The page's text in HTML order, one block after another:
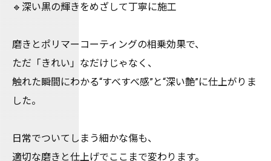
🔹深い黒の輝きをめざして丁寧に施工
磨きとポリマーコーティングの相乗効果で、
ただ「きれい」なだけじゃなく、
触れた瞬間にわかる“すべすべ感”と“深い艶”に仕上がりま
した。
日常でついてしまう細かな傷も、
適切な磨きと仕上げでここまで変わります。